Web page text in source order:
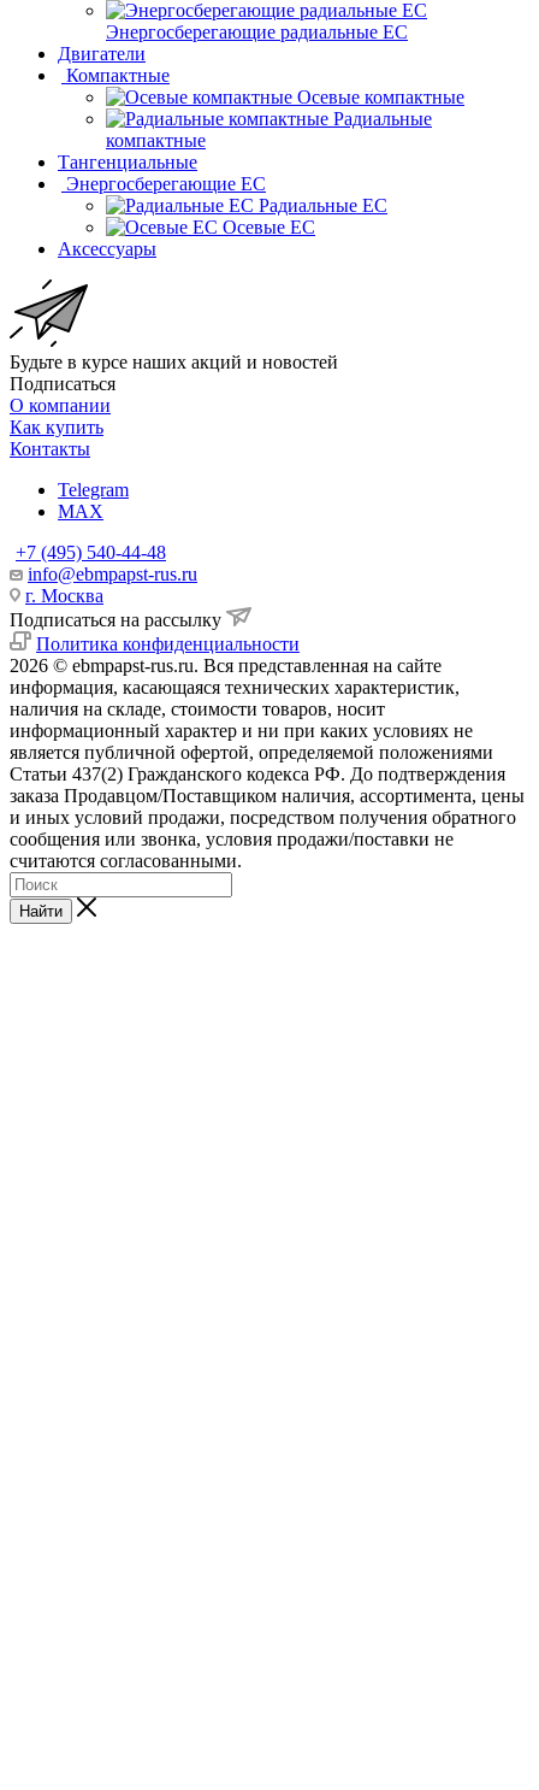
Энергосберегающие радиальные EC
Двигатели
Компактные
Осевые компактные
Радиальные
компактные
Тангенциальные
Энергосберегающие EC
Радиальные EC
Осевые EC
Аксессуары
Будьте в курсе наших акций и новостей
Подписаться
О компании
Как купить
Контакты
Telegram
MAX
+7 (495) 540-44-48
info@ebmpapst-rus.ru
г. Москва
Подписаться на рассылку
Политика конфиденциальности
2026 © ebmpapst-rus.ru. Вся представленная на сайте
информация, касающаяся технических характеристик,
наличия на складе, стоимости товаров, носит
информационный характер и ни при каких условиях не
является публичной офертой, определяемой положениями
Статьи 437(2) Гражданского кодекса РФ. До подтверждения
заказа Продавцом/Поставщиком наличия, ассортимента, цены
и иных условий продажи, посредством получения обратного
сообщения или звонка, условия продажи/поставки не
считаются согласованными.
Найти